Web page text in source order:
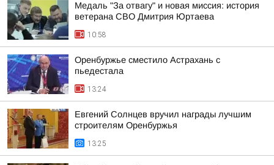
Медаль "За отвагу" и новая миссия: история
ветерана СВО Дмитрия Юртаева
10:58
Оренбуржье сместило Астрахань с
пьедестала
13:24
Евгений Солнцев вручил награды лучшим
строителям Оренбуржья
13:25